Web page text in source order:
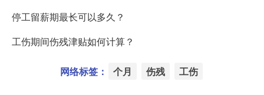
停工留薪期最长可以多久？
工伤期间伤残津贴如何计算？
网络标签： 个月 伤残 工伤